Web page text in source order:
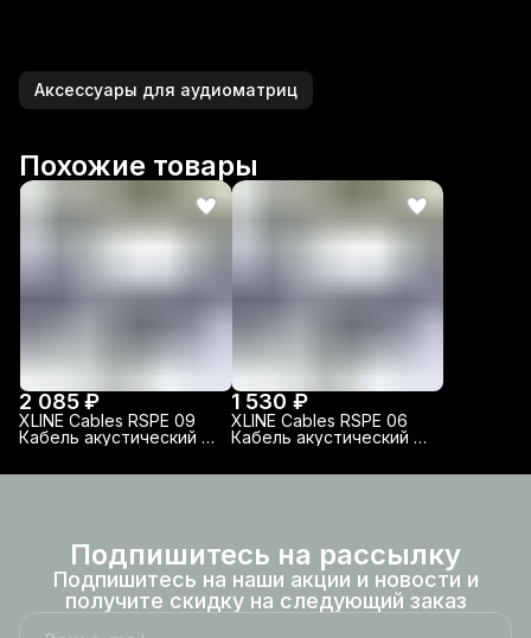
Аксессуары для аудиоматриц
Похожие товары
2 085 ₽
XLINE Cables RSPE 09
Кабель акустический с
1 530 ₽
XLINE Cables RSPE 06
Кабель акустический с
Подпишитесь на рассылку
Подпишитесь на наши акции и новости и
получите скидку на следующий заказ